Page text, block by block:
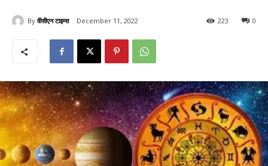
By वीसीएन टाइम्स December 11, 2022 0
223